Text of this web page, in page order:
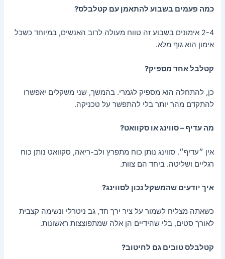
כמה פעמים בשבוע להתאמן עם קטלבלס?
2-4 אימונים בשבוע זה טווח מעולה לרוב האנשים, במיוחד כשכל
אימון הוא גוף מלא.
קטלבל אחד מספיק?
כן, להתחלה הוא מספיק לגמרי. בהמשך, שני משקלים יאפשרו
להתקדם מהר יותר בלי להתפשר על טכניקה.
מה עדיף – סווינג או סקוואט?
אין ״עדיף״. סווינג נותן כוח מתפרץ ולב-ריאה, סקוואט נותן כוח
רגליים ושליטה. ביחד הם צוות.
איך יודעים שהמשקל נכון לסווינג?
כשאתה מצליח לשמור על ציר ירך חד, גב ניטרלי ונשימה קצבית
לאורך סטים, בלי שהידיים הן אלה שמתפוצצות ראשונות.
קטלבלס טובים גם לחיטוב?